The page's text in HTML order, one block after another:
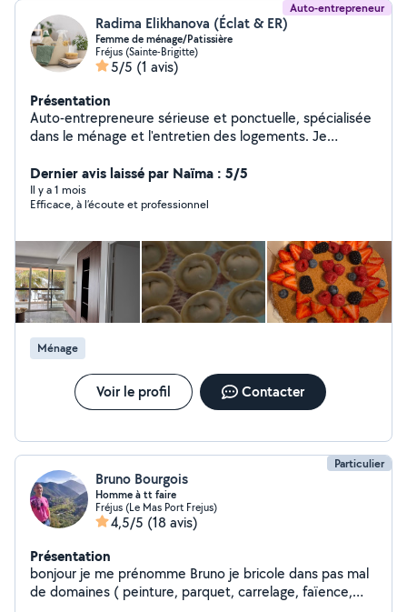
Auto-entrepreneur
Radima Elikhanova (Éclat & ER)
Femme de ménage/Patissière
Fréjus (Sainte-Brigitte)
5/5 (1 avis)
Présentation
Auto-entrepreneure sérieuse et ponctuelle, spécialisée
dans le ménage et l'entretien des logements. Je
l'entretien de maisons et appartements. Je réalise
également des gâteaux sur commande ainsi que la
préparation de plats faits maison pour vos événements
Dernier avis laissé par Naïma : 5/5
Il y a 1 mois
Efficace, à l’écoute et professionnel
Ménage
Voir le profil Contacter
Particulier
Bruno Bourgois
Homme à tt faire
Fréjus (Le Mas Port Frejus)
4,5/5 (18 avis)
Présentation
bonjour je me prénomme Bruno je bricole dans pas mal
de domaines ( peinture, parquet, carrelage, faïence,